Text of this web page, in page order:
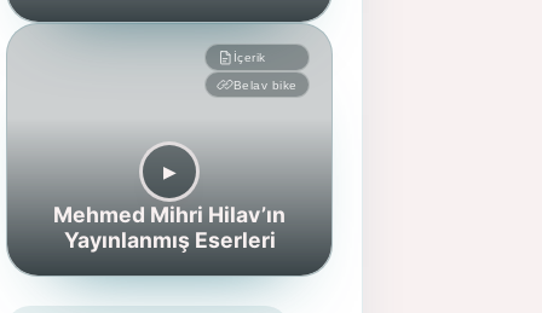
İçerik
Belav bike
▶︎
Mehmed Mihri Hilav’ın
Yayınlanmış Eserleri